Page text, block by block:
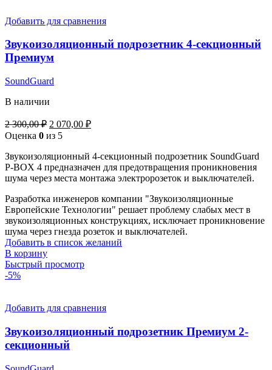
Добавить для сравнения
Звукоизоляционный подрозетник 4-секционный
Премиум
SoundGuard
В наличии
2 300,00₽ Первоначальная
цена
2
300,00 ₽.
2 070,00 ₽Текущая
070,00 ₽.
Оценка 0 из 5
Звукоизоляционный 4-секционный подрозетник SoundGuard
P-BOX 4 предназначен для предотвращения проникновения
шума через места монтажа электророзеток и выключателей.
Разработка инженеров компании "Звукоизоляционные
Европейские Технологии" решает проблему слабых мест в
звукоизоляционных конструкциях, исключает проникновение
шума через гнезда розеток и выключателей.
Добавить в список желаний
В корзину
Быстрый просмотр
-5%
Добавить для сравнения
Звукоизоляционный подрозетник Премиум 2-
секционный